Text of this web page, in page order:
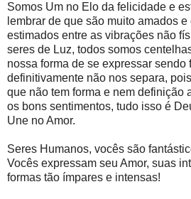
Somos Um no Elo da felicidade e
lembrar de que são muito amados
estimados entre as vibrações não
seres de Luz, todos somos
nossa forma de se expressar sendo
definitivamente não nos separa,
que não tem forma e nem definição
os bons sentimentos, tudo isso é
Une no Amor.
Seres Humanos, vocês são
Vocês expressam seu Amor, suas
formas tão ímpares e intensas!